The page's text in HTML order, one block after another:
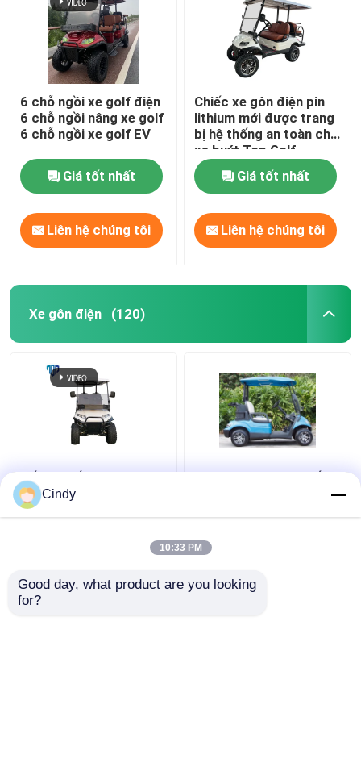
6 chỗ ngồi xe golf điện
6 chỗ ngồi nâng xe golf
6 chỗ ngồi xe golf EV
Giá tốt nhất
Liên hệ chúng tôi
Chiếc xe gôn điện pin
lithium mới được trang
bị hệ thống an toàn cho
xe buýt Top Golf
Giá tốt nhất
Liên hệ chúng tôi
Xe gôn điện (120)
Tốc độ tối đa 25Km / h
48V / 5kw Xe gôn nâng
4 chỗ với ghế sau
48V 4KW đường phố
hợp pháp xe điện cho 2
Cindy
10:33 PM
Good day, what product are you looking
for?